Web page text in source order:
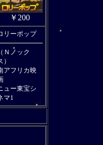
￥200
リーポップ
（Ｎノック
）
アフリカ映
ュー東宝シ
マ1